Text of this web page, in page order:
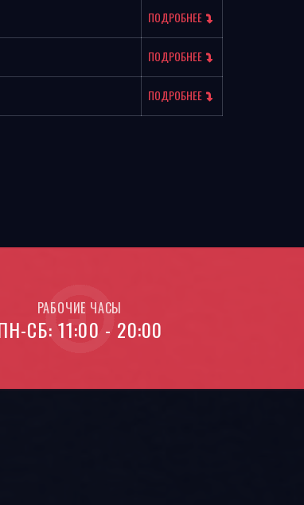
ПОДРОБНЕЕ
ПОДРОБНЕЕ
ПОДРОБНЕЕ
РАБОЧИЕ ЧАСЫ
СБ: 11:00 - 20:00